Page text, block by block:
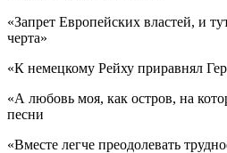
«Запрет Европейских властей, и
черта»
«К немецкому Рейху приравнял
«А любовь моя, как остров, на
песни
«Вместе легче преодолевать